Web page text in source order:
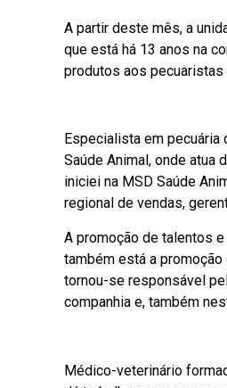
A partir deste mês, a
que está há 13 anos na
produtos aos pecuaristas
Especialista em
Saúde Animal, onde atua
iniciei na MSD Saúde
regional de vendas,
A promoção de talentos
também está a
tornou-se responsável
companhia e, também
Médico-veterinário